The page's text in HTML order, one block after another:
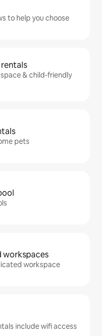
to help you choose
& child-friendly
pets
workspaces
workspace
include wifi access